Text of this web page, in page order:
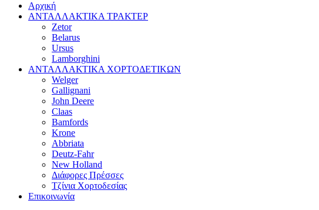
Αρχική
ΑΝΤΑΛΛΑΚΤΙΚΑ ΤΡΑΚΤΕΡ
Zetor
Belarus
Ursus
Lamborghini
ΑΝΤΑΛΛΑΚΤΙΚΑ ΧΟΡΤΟΔΕΤΙΚΩΝ
Welger
Gallignani
John Deere
Claas
Bamfords
Krone
Abbriata
Deutz-Fahr
New Holland
Διάφορες Πρέσσες
Τζίνια Χορτοδεσίας
Επικοινωνία